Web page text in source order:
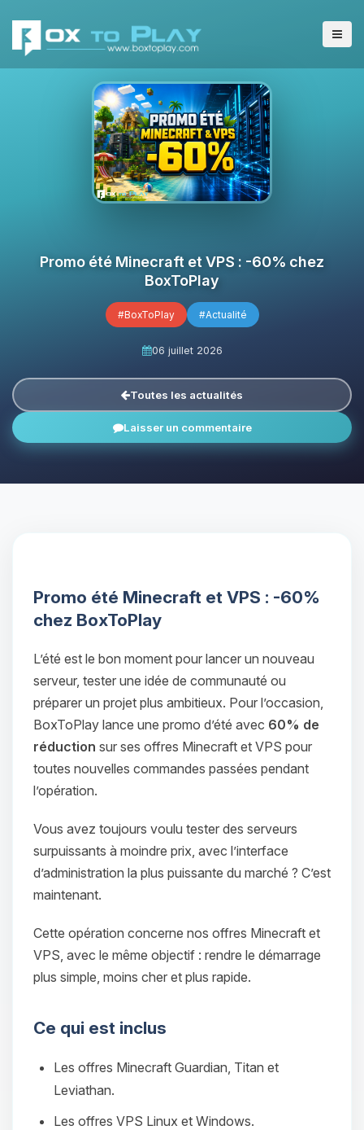
Promo été Minecraft et VPS : -60% chez
BoxToPlay
#BoxToPlay #Actualité
06 juillet 2026
Toutes les actualités
Laisser un commentaire
Promo été Minecraft et VPS : -60%
chez BoxToPlay
L’été est le bon moment pour lancer un nouveau
serveur, tester une idée de communauté ou
préparer un projet plus ambitieux. Pour l’occasion,
BoxToPlay lance une promo d’été avec 60% de
réduction sur ses offres Minecraft et VPS pour
toutes nouvelles commandes passées pendant
l’opération.
Vous avez toujours voulu tester des serveurs
surpuissants à moindre prix, avec l’interface
d’administration la plus puissante du marché ? C’est
maintenant.
Cette opération concerne nos offres Minecraft et
VPS, avec le même objectif : rendre le démarrage
plus simple, moins cher et plus rapide.
Ce qui est inclus
Les offres Minecraft Guardian, Titan et
Leviathan.
Les offres VPS Linux et Windows.